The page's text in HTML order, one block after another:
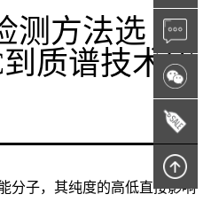
测方法选
质谱技术比
分子，其纯度的高低直接影响